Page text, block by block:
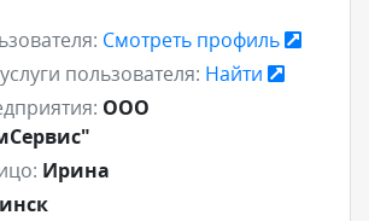
Смотреть профиль
пользователя: Найти
ООО
Ирина